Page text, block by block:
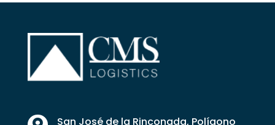
San José de la Rinconada, Polígono